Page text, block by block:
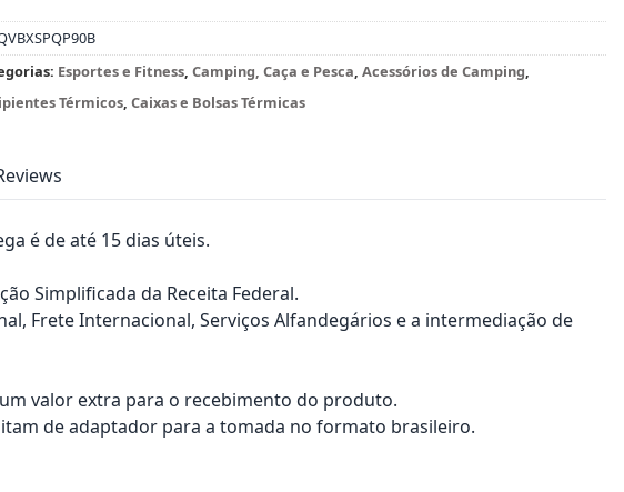
Esportes e Fitness,Camping, Caça e Pesca,Acessórios de Camping,
Térmicos,Caixas e Bolsas Térmicas
é de até 15 dias úteis.
Simplificada da Receita Federal.
Frete Internacional, Serviços Alfandegários e a intermediação de
valor extra para o recebimento do produto.
de adaptador para a tomada no formato brasileiro.